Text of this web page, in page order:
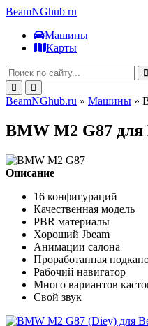
BeamNGhub ru
Машины
Карты
BeamNGhub.ru » Машины »
BMW M2 G87 для
Описание
16 конфигураций
Качественная модель
PBR материалы
Хороший Jbeam
Анимации салона
Проработанная
Рабочий навигатор
Много вариантов
Свой звук